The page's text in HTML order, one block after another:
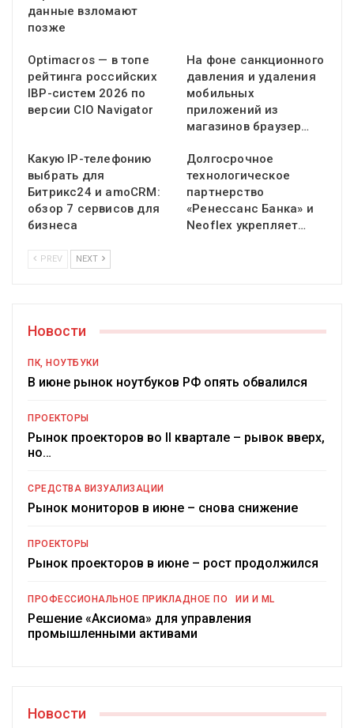
данные взломают
позже
Optimacros — в топе
рейтинга российских
IBP-систем 2026 по
версии CIO Navigator
На фоне санкционного
давления и удаления
мобильных
приложений из
магазинов браузер…
Какую IP-телефонию
выбрать для
Битрикс24 и amoCRM:
обзор 7 сервисов для
бизнеса
Долгосрочное
технологическое
партнерство
«Ренессанс Банка» и
Neoflex укрепляет…
PREV NEXT
Новости
ПК, НОУТБУКИ
В июне рынок ноутбуков РФ опять обвалился
ПРОЕКТОРЫ
Рынок проекторов во II квартале – рывок вверх,
но…
СРЕДСТВА ВИЗУАЛИЗАЦИИ
Рынок мониторов в июне – снова снижение
ПРОЕКТОРЫ
Рынок проекторов в июне – рост продолжился
ПРОФЕССИОНАЛЬНОЕ ПРИКЛАДНОЕ ПО ИИ И ML
Решение «Аксиома» для управления
промышленными активами
Новости